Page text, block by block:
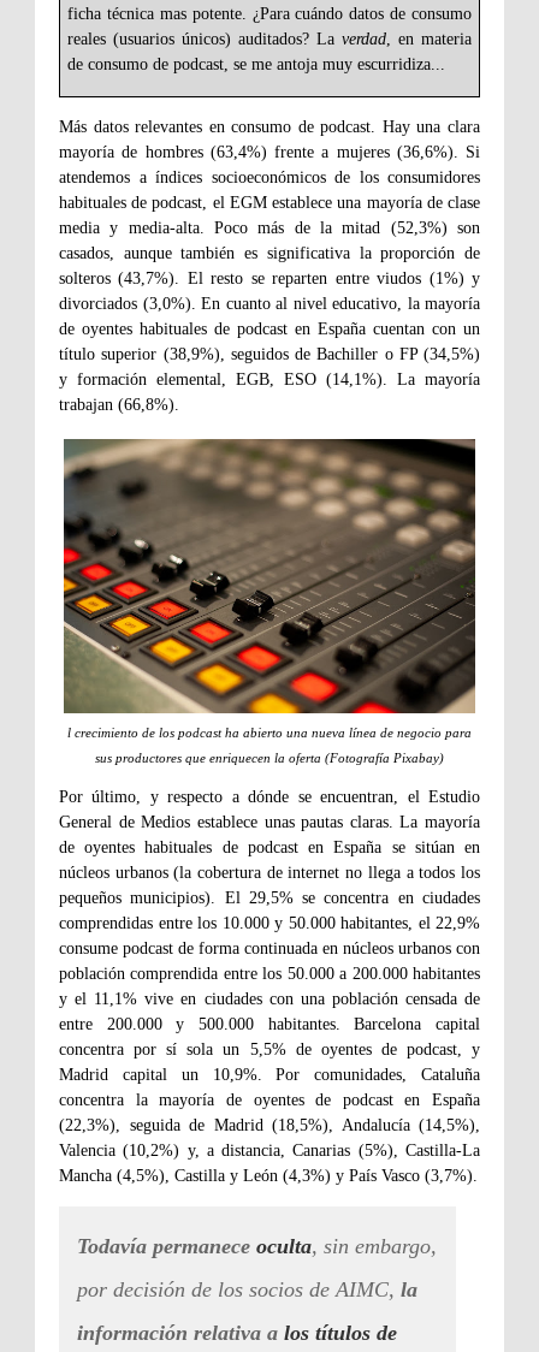
ficha técnica mas potente. ¿Para cuándo datos de consumo
reales (usuarios únicos) auditados? Laverdad, en materia
de consumo de podcast, se me antoja muy escurridiza...
Más datos relevantes en consumo de podcast. Hay una clara
mayoría de hombres (63,4%) frente a mujeres (36,6%). Si
atendemos a índices socioeconómicos de los consumidores
habituales de podcast, el EGM establece una mayoría de clase
media y media-alta. Poco más de la mitad (52,3%) son
casados, aunque también es significativa la proporción de
solteros (43,7%). El resto se reparten entre viudos (1%) y
divorciados (3,0%). En cuanto al nivel educativo, la mayoría
de oyentes habituales de podcast en España cuentan con un
título superior (38,9%), seguidos de Bachiller o FP (34,5%)
y formación elemental, EGB, ESO (14,1%). La mayoría
trabajan (66,8%).
l crecimiento de los podcast ha abierto una nueva línea de negocio para
sus productores que enriquecen la oferta (Fotografía Pixabay)
Por último, y respecto a dónde se encuentran, el Estudio
General de Medios establece unas pautas claras. La mayoría
de oyentes habituales de podcast en España se sitúan en
núcleos urbanos (la cobertura de internet no llega a todos los
pequeños municipios). El 29,5% se concentra en ciudades
comprendidas entre los 10.000 y 50.000 habitantes, el 22,9%
consume podcast de forma continuada en núcleos urbanos con
población comprendida entre los 50.000 a 200.000 habitantes
y el 11,1% vive en ciudades con una población censada de
entre 200.000 y 500.000 habitantes. Barcelona capital
concentra por sí sola un 5,5% de oyentes de podcast, y
Madrid capital un 10,9%. Por comunidades, Cataluña
concentra la mayoría de oyentes de podcast en España
(22,3%), seguida de Madrid (18,5%), Andalucía (14,5%),
Valencia (10,2%) y, a distancia, Canarias (5%), Castilla-La
Mancha (4,5%), Castilla y León (4,3%) y País Vasco (3,7%).
Todavía permanece oculta, sin embargo,
por decisión de los socios de AIMC, la
información relativa a los títulos de